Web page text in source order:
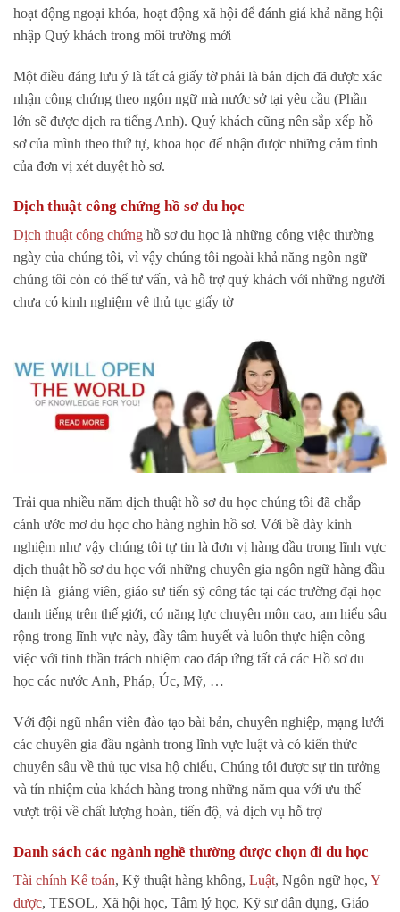
hoạt động ngoại khóa, hoạt động xã hội để đánh giá khả năng hội
nhập Quý khách trong môi trường mới
Một điều đáng lưu ý là tất cả giấy tờ phải là bản dịch đã được xác
nhận công chứng theo ngôn ngữ mà nước sở tại yêu cầu (Phần
lớn sẽ được dịch ra tiếng Anh). Quý khách cũng nên sắp xếp hồ
sơ của mình theo thứ tự, khoa học để nhận được những cảm tình
của đơn vị xét duyệt hò sơ.
Dịch thuật công chứng hồ sơ du học
Dịch thuật công chứng hồ sơ du học là những công việc thường
ngày của chúng tôi, vì vậy chúng tôi ngoài khả năng ngôn ngữ
chúng tôi còn có thể tư vấn, và hỗ trợ quý khách với những người
chưa có kinh nghiệm vê thủ tục giấy tờ
Trải qua nhiều năm dịch thuật hồ sơ du học chúng tôi đã chắp
cánh ước mơ du học cho hàng nghìn hồ sơ. Với bề dày kinh
nghiệm như vậy chúng tôi tự tin là đơn vị hàng đầu trong lĩnh vực
dịch thuật hồ sơ du học với những chuyên gia ngôn ngữ hàng đầu
hiện là giảng viên, giáo sư tiến sỹ công tác tại các trường đại học
danh tiếng trên thế giới, có năng lực chuyên môn cao, am hiểu sâu
rộng trong lĩnh vực này, đầy tâm huyết và luôn thực hiện công
việc với tinh thần trách nhiệm cao đáp ứng tất cả các Hồ sơ du
học các nước Anh, Pháp, Úc, Mỹ, …
Với đội ngũ nhân viên đào tạo bài bản, chuyên nghiệp, mạng lưới
các chuyên gia đầu ngành trong lĩnh vực luật và có kiến thức
chuyên sâu về thủ tục visa hộ chiếu, Chúng tôi được sự tin tưởng
và tín nhiệm của khách hàng trong những năm qua với ưu thế
vượt trội về chất lượng hoàn, tiến độ, và dịch vụ hỗ trợ
Danh sách các ngành nghề thường được chọn đi du học
Tài chính Kế toán, Kỹ thuật hàng không, Luật, Ngôn ngữ học, Y
dược, TESOL, Xã hội học, Tâm lý học, Kỹ sư dân dụng, Giáo